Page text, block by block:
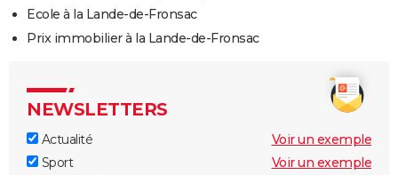
Ecole à la Lande-de-Fronsac
Prix immobilier à la Lande-de-Fronsac
NEWSLETTERS
Actualité
Voir un exemple
Sport
Voir un exemple